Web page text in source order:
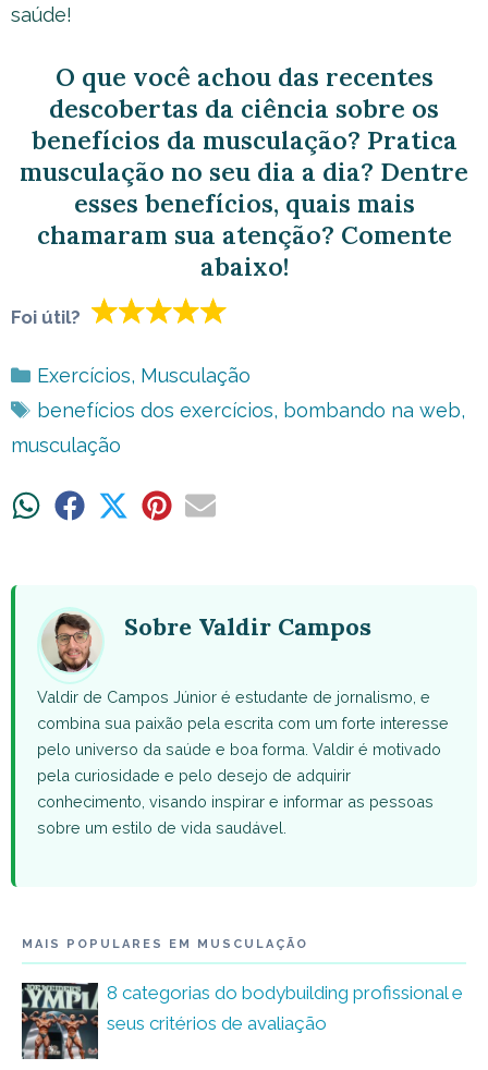
saúde!
O que você achou das recentes
descobertas da ciência sobre os
benefícios da musculação? Pratica
musculação no seu dia a dia? Dentre
esses benefícios, quais mais
chamaram sua atenção? Comente
abaixo!
Foi útil?
Categorias
Exercícios, Musculação
Tags
benefícios dos exercícios, bombando na web,
musculação
ShareShare ShareShareShare
Sobre Valdir Campos
Valdir de Campos Júnior é estudante de jornalismo, e
combina sua paixão pela escrita com um forte interesse
pelo universo da saúde e boa forma. Valdir é motivado
pela curiosidade e pelo desejo de adquirir
conhecimento, visando inspirar e informar as pessoas
sobre um estilo de vida saudável.
MAIS POPULARES EM MUSCULAÇÃO
8 categorias do bodybuilding profissional e
seus critérios de avaliação